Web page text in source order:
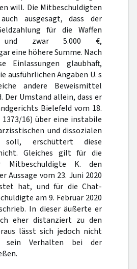
will. Die Mitbeschuldigten
ausgesagt, dass der
für die Waffen
und zwar 5.000 €,
eine höhere Summe. Nach
Einlassungen glaubhaft,
ausführlichen Angaben U. s
andere Beweismittel
Umstand allein, dass er
Bielefeld vom 18.
1373/16) über eine instabile
und dissozialen
soll, erschüttert diese
Gleiches gilt für die
Mitbeschuldigte K. den
Aussage vom 23. Juni 2020
hat, und für die Chat-
am 9. Februar 2020
In dieser äußerte er
eher distanziert zu den
lässt sich jedoch nicht
sein Verhalten bei der